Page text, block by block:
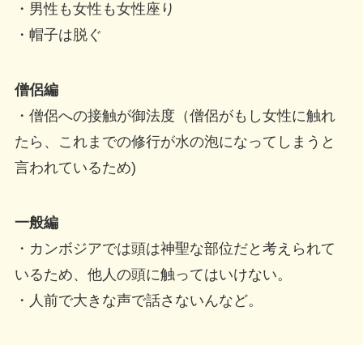
・男性も女性も女性座り
・帽子は脱ぐ
僧侶編
・僧侶への接触が御法度（僧侶がもし女性に触れ
たら、これまでの修行が水の泡になってしまうと
言われているため)
一般編
・カンボジアでは頭は神聖な部位だと考えられて
いるため、他人の頭に触ってはいけない。
・人前で大きな声で話さないんなど。